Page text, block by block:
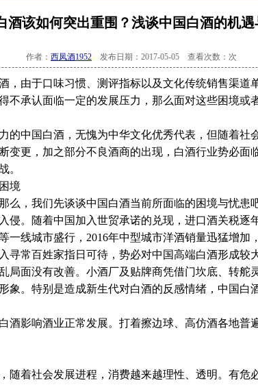
酒该如何突出重围？浅谈中国白酒的机
作者： 西凤酒1952 发布日期：2017-05-05 查看次数： 次
，由于口味习惯、测评指标以及文化传统销售渠道
不承认面临一定的发展压力，那么面对这些困境或
的中国白酒，无愧为中华文化优秀代表，但随着社
变更，加之部分不良酒商的出现，白酒行业势必面
。
境
，我们先谈谈中国白酒当前所面临的困境与忧患
侵。随着中国加入世贸承诺的兑现，进口酒关税逐
一线城市盛行，2016年中型城市洋酒销量迅猛增加
寻常百姓家指日可待，势必对中国高端白酒形成较
局面没有改善。小酒厂及贴牌商凭借门坎底、转舵
象。特别是造成新生代对白酒的反感情绪，中国白
酒影响酒业正常发展。打着擦边球、高仿酒各地普
随着社会发展进程，消费越来越理性、透明。有危